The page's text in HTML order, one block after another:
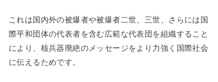
これは国内外の被爆者や被爆者二世、三世、さらには国
際平和団体の代表者を含む広範な代表団を組織すること
により、核兵器廃絶のメッセージをより力強く国際社会
に伝えるためです。